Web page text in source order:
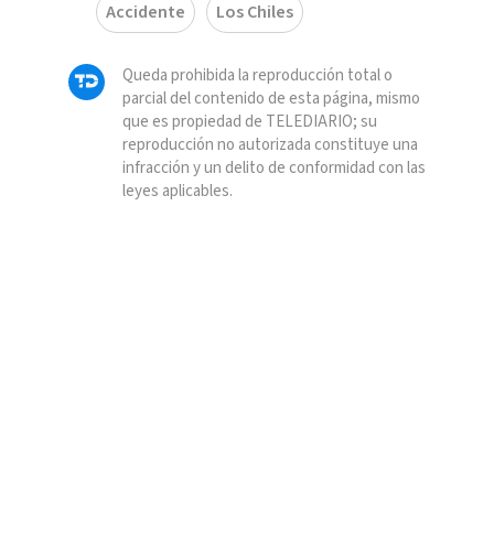
Accidente Los Chiles
Queda prohibida la reproducción total o
parcial del contenido de esta página, mismo
que es propiedad de TELEDIARIO; su
reproducción no autorizada constituye una
infracción y un delito de conformidad con las
leyes aplicables.